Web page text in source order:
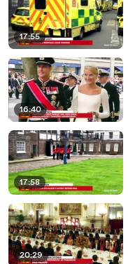
17:55
16:40
17:58
20:29